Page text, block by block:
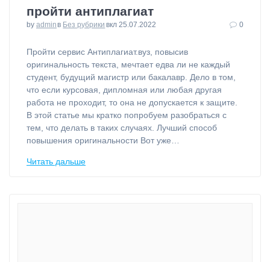
пройти антиплагиат
by adminв Без рубрики вкл 25.07.2022 0
⁠Пройти сервис Антиплагиат.вуз, повысив
оригинальность текста, мечтает едва ли не каждый
студент, будущий магистр или бакалавр. Дело в том,
что если курсовая, дипломная или любая другая
работа не проходит, то она не допускается к защите.
В этой статье мы кратко попробуем разобраться с
тем, что делать в таких случаях. Лучший способ
повышения оригинальности Вот уже…
Читать дальше